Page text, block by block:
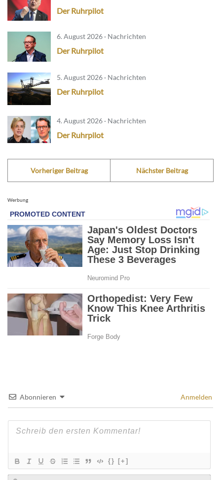
Der Ruhrpilot
6. August 2026 · Nachrichten
Der Ruhrpilot
5. August 2026 · Nachrichten
Der Ruhrpilot
4. August 2026 · Nachrichten
Der Ruhrpilot
Vorheriger Beitrag Nächster Beitrag
Werbung
Abonnieren Anmelden
{} [+]